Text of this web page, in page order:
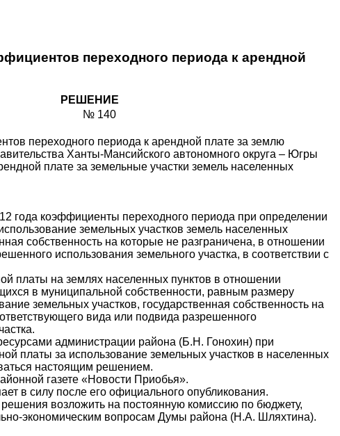
переходного периода к арендной
РЕШЕНИЕ
№ 140
переходного периода к арендной плате за землю
Ханты-Мансийского автономного округа – Югры
плате за земельные участки земель населенных
года коэффициенты переходного периода при определении
земельных участков земель населенных
собственность на которые не разграничена, в отношении
использования земельного участка, в соответствии с
платы на землях населенных пунктов в отношении
в муниципальной собственности, равным размеру
земельных участков, государственная собственность на
вида или подвида разрешенного
администрации района (Б.Н. Гонохин) при
платы за использование земельных участков в населенных
настоящим решением.
газете «Новости Приобья».
в силу после его официального опубликования.
возложить на постоянную комиссию по бюджету,
экономическим вопросам Думы района (Н.А. Шляхтина).